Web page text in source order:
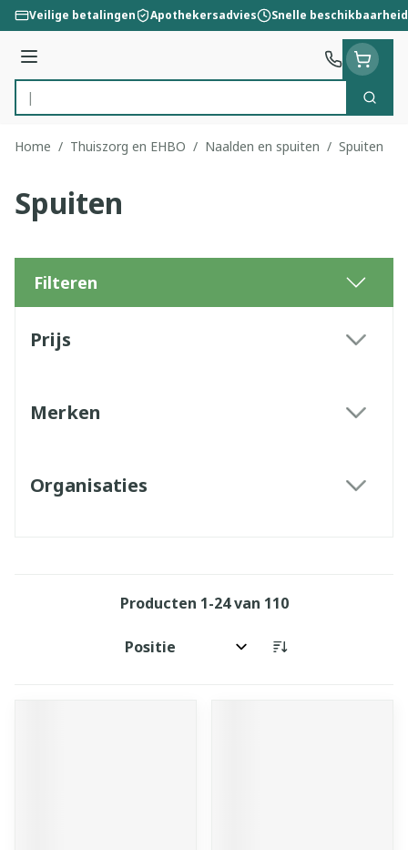
Ga naar de inhoud
Veilige betalingen Apothekersadvies Snelle beschikbaarheid
Menu
Product, merk, categorie...
Zoek
Home / Thuiszorg en EHBO / Naalden en spuiten / Spuiten
Spuiten
Filteren
Prijs
Merken
Organisaties
Producten 1-24van 110
Sorteer op: